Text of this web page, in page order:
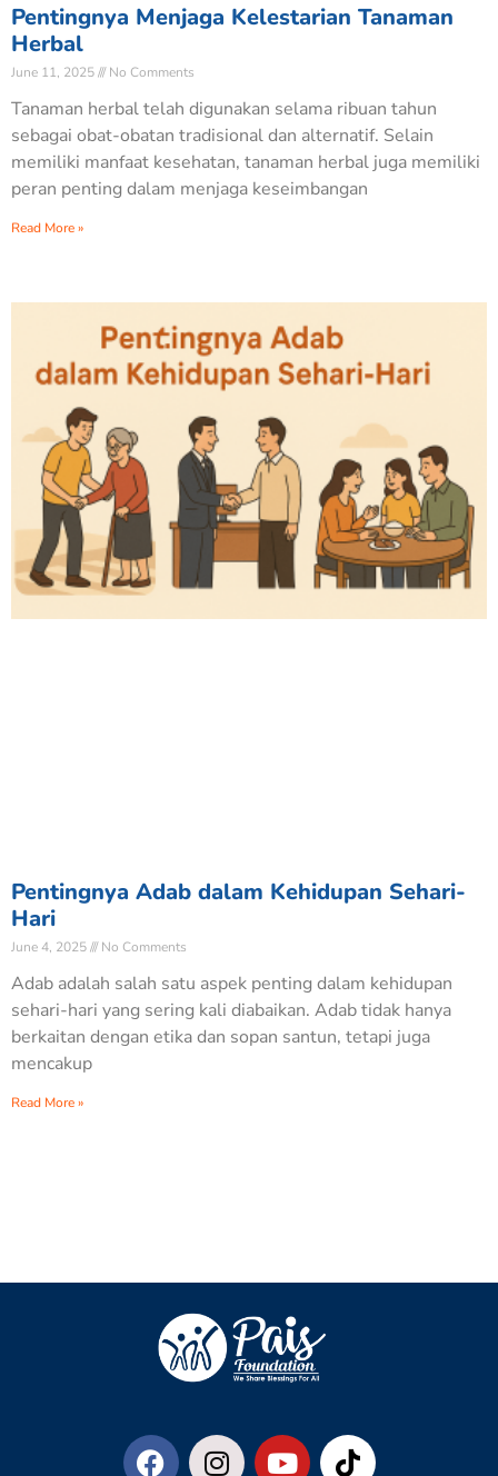
Pentingnya Menjaga Kelestarian Tanaman
Herbal
June 11, 2025 No Comments
Tanaman herbal telah digunakan selama ribuan tahun
sebagai obat-obatan tradisional dan alternatif. Selain
memiliki manfaat kesehatan, tanaman herbal juga memiliki
peran penting dalam menjaga keseimbangan
Read More »
Pentingnya Adab dalam Kehidupan Sehari-
Hari
June 4, 2025 No Comments
Adab adalah salah satu aspek penting dalam kehidupan
sehari-hari yang sering kali diabaikan. Adab tidak hanya
berkaitan dengan etika dan sopan santun, tetapi juga
mencakup
Read More »